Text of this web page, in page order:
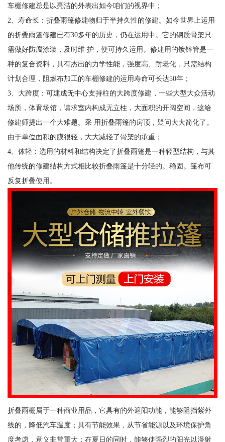
车棚修建总是以亮洁的外表出如今咱们的视界中；
2、寿命长：折叠雨篷修建物归于半持久性的修建。如今世界上运用
的折叠雨篷修建已有30多年的历史，仍在运用中。它的钢质骨架只
需做好防腐涂装，及时维 护，便可持久运用。修建用的镀锌管是一
种的复合资料，具有杰出的力学性能，强度高、耐老化，只需结构
计划合理，阻燃布加工的车棚修建的运用寿命可长达50年；
3、大跨度：可建成无中心支持柱的大跨度修建，一些大型大众活动
场所，体育场馆，请求室内构成无立柱，大面积的开阔空间，这给
修建师提出一个大难题。采 用折叠雨篷的房顶，疑问大大简化了。
由于单位面积的膜很轻，大大减轻了骨架的承重；
4、体轻：选用的材料和结构决定了折叠雨篷是一种轻型结构，与其
他传统的修建结构方式相比较折叠雨篷是十分轻的。稳固。篷布可
反复折叠使用。
折叠雨棚属于一种商业用品，它具有的外遮阳功能，能够阻挡紫外
线的，降低汽车温度；具有节能效果，从节省能源以及环境保护角
度考虑，意义非常重大；在夏日的同时，能够使强烈的阳光以漫射